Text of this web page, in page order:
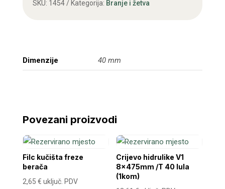
40
SKU: 1454 Kategorija: Branje i žetva
Dimenzije 40 mm
Povezani proizvodi
Filc kučišta freze
berača
2,65 € uključ. PDV
Crijevo hidrulike V1
8x475mm /T 40 lula
(1kom)